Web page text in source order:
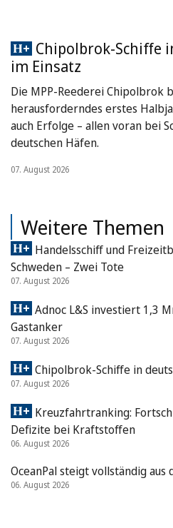
Chipolbrok-Schiffe
im Einsatz
Die MPP-Reederei Chipolbrok
herausforderndes erstes
auch Erfolge – allen voran bei
deutschen Häfen.
07. August 2026
Weitere Themen
Handelsschiff und
Schweden – Zwei Tote
07. August 2026
Adnoc L&S investiert 1,3
Gastanker
07. August 2026
Chipolbrok-Schiffe in
07. August 2026
Kreuzfahrtranking:
Defizite bei Kraftstoffen
06. August 2026
OceanPal steigt vollständig aus
06. August 2026